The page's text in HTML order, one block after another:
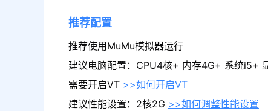
推荐配置
推荐使用MuMu模拟器运行
建议电脑配置：CPU4核+ 内存4G+ 系统i5+
需要开启VT >>如何开启VT
建议性能设置：2核2G >>如何调整性能设置